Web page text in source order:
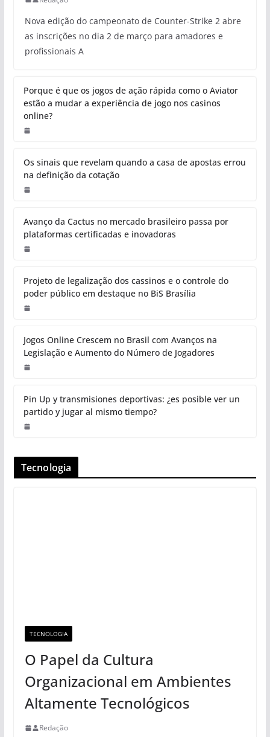
Nova edição do campeonato de Counter-Strike 2 abre
as inscrições no dia 2 de março para amadores e
profissionais A
Porque é que os jogos de ação rápida como o Aviator
estão a mudar a experiência de jogo nos casinos
online?
Os sinais que revelam quando a casa de apostas errou
na definição da cotação
Avanço da Cactus no mercado brasileiro passa por
plataformas certificadas e inovadoras
Projeto de legalização dos cassinos e o controle do
poder público em destaque no BiS Brasília
Jogos Online Crescem no Brasil com Avanços na
Legislação e Aumento do Número de Jogadores
Pin Up y transmisiones deportivas: ¿es posible ver un
partido y jugar al mismo tiempo?
Tecnologia
TECNOLOGIA
O Papel da Cultura
Organizacional em Ambientes
Altamente Tecnológicos
Redação